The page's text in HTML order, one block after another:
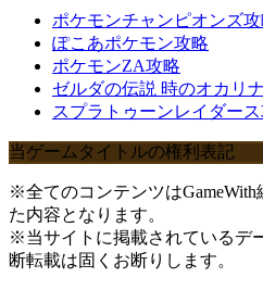
ポケモンチャンピオンズ攻
ぽこあポケモン攻略
ポケモンZA攻略
ゼルダの伝説 時のオカリ
スプラトゥーンレイダー
当ゲームタイトルの権利表記
※全てのコンテンツは
た内容となります。
※当サイトに掲載されているデ
断転載は固くお断りします。